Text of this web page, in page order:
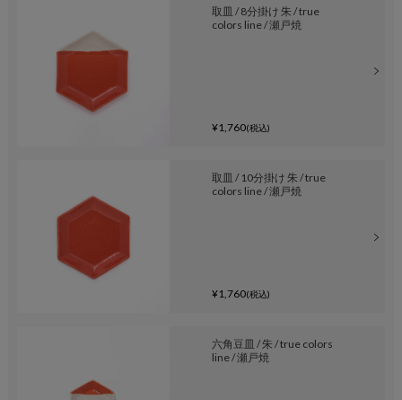
取皿 / 8分掛け 朱 / true
colors line / 瀬戸焼
¥1,760(税込)
取皿 / 10分掛け 朱 / true
colors line / 瀬戸焼
¥1,760(税込)
六角豆皿 / 朱 / true colors
line / 瀬戸焼